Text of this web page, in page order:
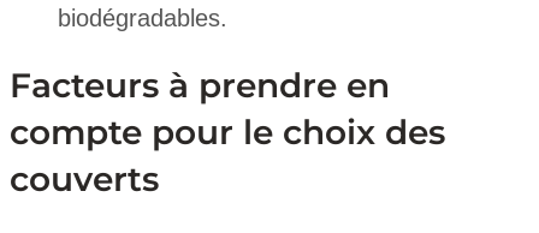
biodégradables.
Facteurs à prendre en
compte pour le choix des
couverts